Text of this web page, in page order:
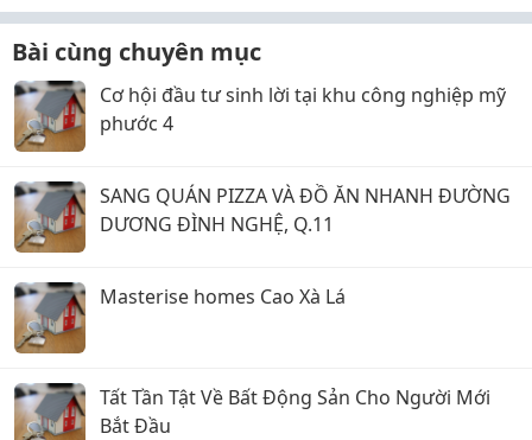
Bài cùng chuyên mục
Cơ hội đầu tư sinh lời tại khu công nghiệp mỹ
phước 4
SANG QUÁN PIZZA VÀ ĐỒ ĂN NHANH ĐƯỜNG
DƯƠNG ĐÌNH NGHỆ, Q.11
Masterise homes Cao Xà Lá
Tất Tần Tật Về Bất Động Sản Cho Người Mới
Bắt Đầu